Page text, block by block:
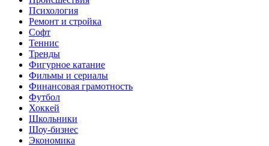
Психология
Ремонт и стройка
Софт
Теннис
Тренды
Фигурное катание
Фильмы и сериалы
Финансовая грамотность
Футбол
Хоккей
Школьники
Шоу-бизнес
Экономика